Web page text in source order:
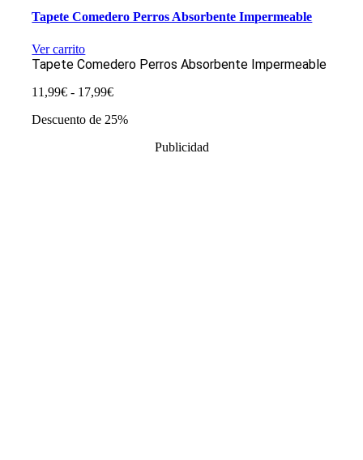
Tapete Comedero Perros Absorbente Impermeable
Ver carrito
Tapete Comedero Perros Absorbente Impermeable
11,99€ - 17,99€Rango
precios:
Descuento de 25%
Publicidad